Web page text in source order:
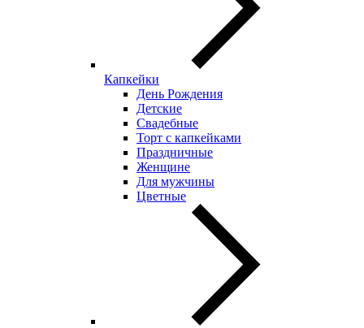
Капкейки
День Рождения
Детские
Свадебные
Торт с капкейками
Праздничные
Женщине
Для мужчины
Цветные